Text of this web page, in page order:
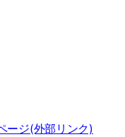
ージ(外部リンク)